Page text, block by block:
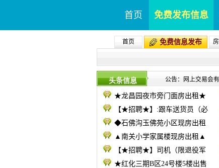
首页 免费发布信息
首页 免费信息发布
头条信息 公告：网上交易会
★龙昌园夜市旁门面房出租★
【★招聘★】:跟车送货员（必
◆石佛沟玉佛苑小区现房出租
▲南关小学家属楼现房出租▲
【★招聘★】司机（限退役军
★红化三期B区24号楼5楼出售